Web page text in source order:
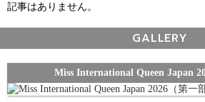
記事はありません。
GALLERY
Miss International Queen Japan